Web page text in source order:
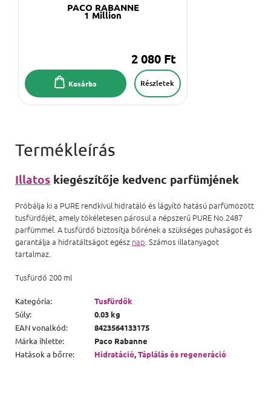
PACO RABANNE
1 Million
2 080 Ft
Részletek
Kosárba
Illatos kiegészítője kedvenc parfümjének
Próbálja ki a PURE rendkívül hidratáló és lágyító hatású parfümözött
tusfürdőjét, amely tökéletesen párosul a népszerű PURE No.2487
parfümmel. A tusfürdő biztosítja bőrének a szükséges puhaságot és
garantálja a hidratáltságot egész nap . Számos illatanyagot
tartalmaz.
Tusfürdő 200 ml
Kategória:
Tusfürdők
Súly:
0.03 kg
EAN vonalkód:
8423564133175
Márka ihlette:
Paco Rabanne
Hatások a bőrre: Hidratáció,Táplálás és regeneráció